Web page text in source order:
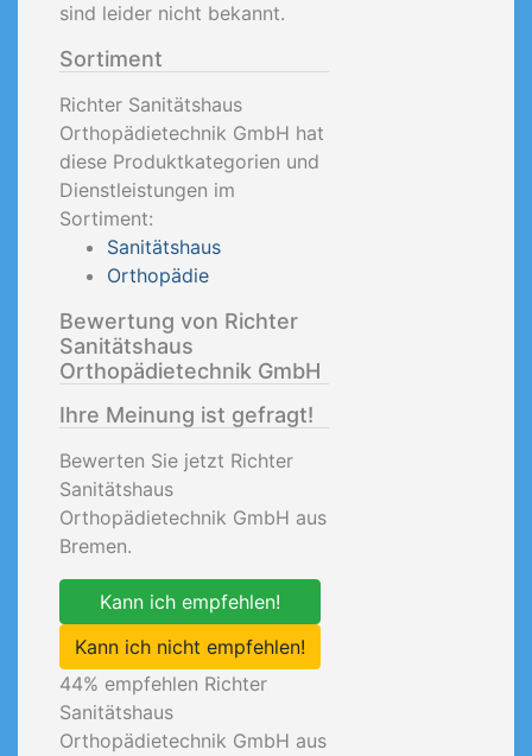
sind leider nicht bekannt.
Sortiment
Richter Sanitätshaus
Orthopädietechnik GmbH hat
diese Produktkategorien und
Dienstleistungen im
Sortiment:
Sanitätshaus
Orthopädie
Bewertung von Richter
Sanitätshaus
Orthopädietechnik GmbH
Ihre Meinung ist gefragt!
Bewerten Sie jetzt Richter
Sanitätshaus
Orthopädietechnik GmbH aus
Bremen.
Kann ich empfehlen!
Kann ich nicht empfehlen!
44% empfehlen Richter
Sanitätshaus
Orthopädietechnik GmbH aus